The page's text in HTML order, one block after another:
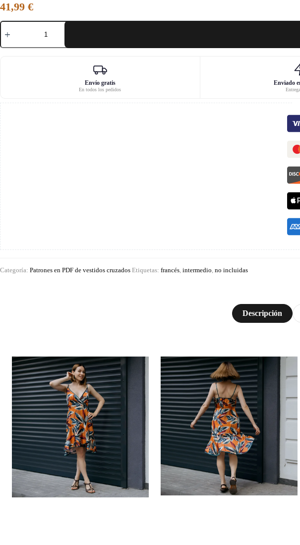
41,99 €
Patrón
en
del
Love»,
de
la
talla
XS
a
la
XL
cantidad
Envío gratis
En todos los pedidos
Enviado
Categoría: Patrones en PDF de vestidos cruzados Etiquetas: francés intermedio no incluidas
Descripción